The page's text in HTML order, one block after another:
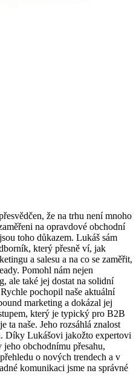
že na trhu není mnoho
na opravdové obchodní
toho důkazem. Lukáš sám
který přesně ví, jak
a salesu a na co se zaměřit,
Pomohl nám nejen
ale také jej dostat na solidní
pochopil naše aktuální
marketing a dokázal jej
který je typický pro B2B
ta naše. Jeho rozsáhlá znalost
Díky Lukášovi jakožto expertovi
obchodnímu přesahu,
o nových trendech a v
komunikaci jsme na správné